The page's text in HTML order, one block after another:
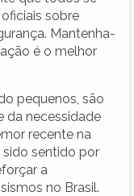
sobre
Mantenha-
é o melhor
pequenos, são
da necessidade
recente na
sido sentido por
a
no Brasil.